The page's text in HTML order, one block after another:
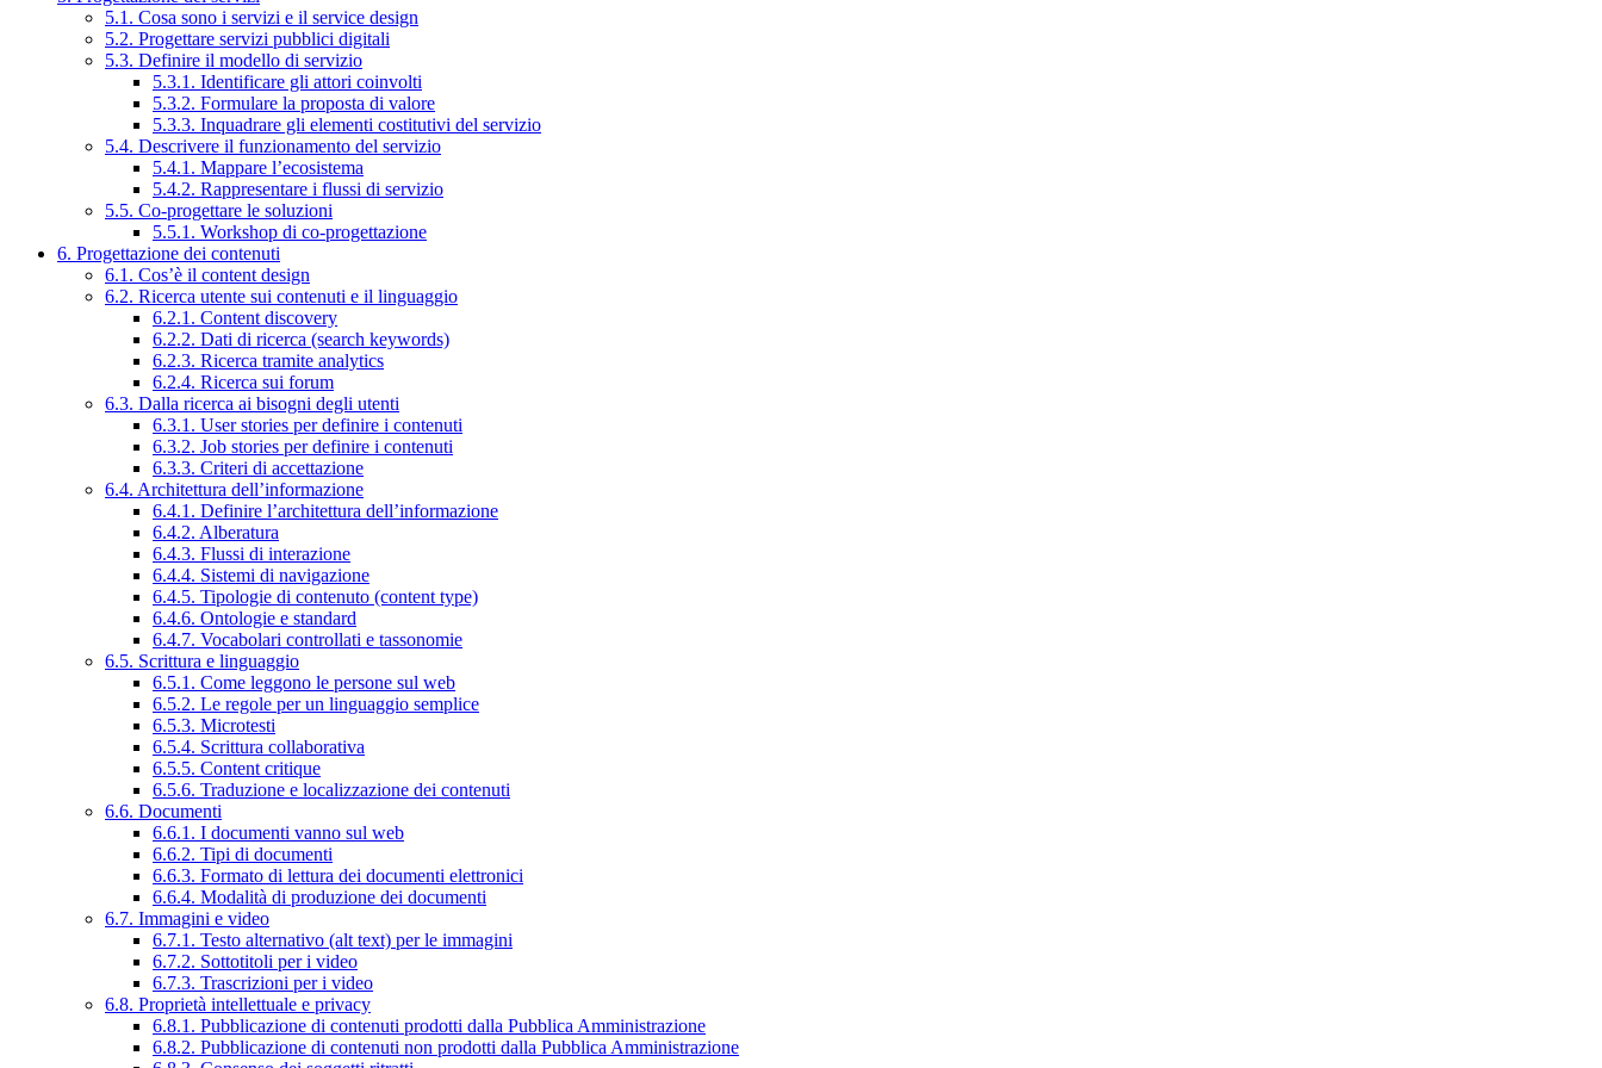
5.1. Cosa sono i servizi e il service design
5.2. Progettare servizi pubblici digitali
5.3. Definire il modello di servizio
5.3.1. Identificare gli attori coinvolti
5.3.2. Formulare la proposta di valore
5.3.3. Inquadrare gli elementi costitutivi del servizio
5.4. Descrivere il funzionamento del servizio
5.4.1. Mappare l’ecosistema
5.4.2. Rappresentare i flussi di servizio
5.5. Co-progettare le soluzioni
5.5.1. Workshop di co-progettazione
6. Progettazione dei contenuti
6.1. Cos’è il content design
6.2. Ricerca utente sui contenuti e il linguaggio
6.2.1. Content discovery
6.2.2. Dati di ricerca (search keywords)
6.2.3. Ricerca tramite analytics
6.2.4. Ricerca sui forum
6.3. Dalla ricerca ai bisogni degli utenti
6.3.1. User stories per definire i contenuti
6.3.2. Job stories per definire i contenuti
6.3.3. Criteri di accettazione
6.4. Architettura dell’informazione
6.4.1. Definire l’architettura dell’informazione
6.4.2. Alberatura
6.4.3. Flussi di interazione
6.4.4. Sistemi di navigazione
6.4.5. Tipologie di contenuto (content type)
6.4.6. Ontologie e standard
6.4.7. Vocabolari controllati e tassonomie
6.5. Scrittura e linguaggio
6.5.1. Come leggono le persone sul web
6.5.2. Le regole per un linguaggio semplice
6.5.3. Microtesti
6.5.4. Scrittura collaborativa
6.5.5. Content critique
6.5.6. Traduzione e localizzazione dei contenuti
6.6. Documenti
6.6.1. I documenti vanno sul web
6.6.2. Tipi di documenti
6.6.3. Formato di lettura dei documenti elettronici
6.6.4. Modalità di produzione dei documenti
6.7. Immagini e video
6.7.1. Testo alternativo (alt text) per le immagini
6.7.2. Sottotitoli per i video
6.7.3. Trascrizioni per i video
6.8. Proprietà intellettuale e privacy
6.8.1. Pubblicazione di contenuti prodotti dalla Pubblica Amministrazione
6.8.2. Pubblicazione di contenuti non prodotti dalla Pubblica Amministrazione